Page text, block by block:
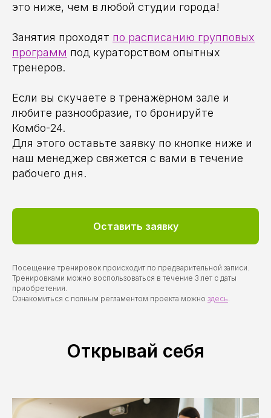
это ниже, чем в любой студии города!
Занятия проходят по расписанию групповых
программ под кураторством опытных
тренеров.
Если вы скучаете в тренажёрном зале и
любите разнообразие, то бронируйте
Комбо-24.
Для этого оставьте заявку по кнопке ниже и
наш менеджер свяжется с вами в течение
рабочего дня.
Оставить заявку
Посещение тренировок происходит по предварительной записи.
Тренировками можно воспользоваться в течение 3 лет с даты
приобретения.
Ознакомиться с полным регламентом проекта можно здесь
Открывай себя